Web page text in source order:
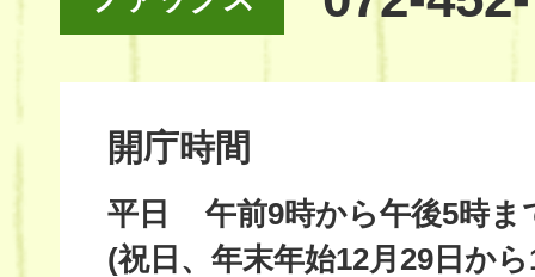
開庁時間
平日
午前9時から午後5時ま
(祝日、年末年始12月29日か